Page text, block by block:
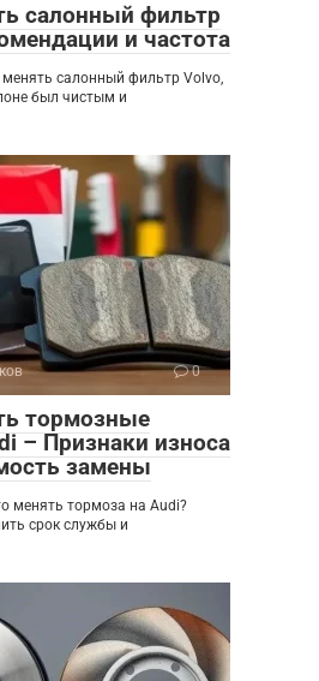
салонный фильтр
и частота
менять салонный фильтр Volvo,
был чистым и
0
тормозные
– Признаки износа
замены
менять тормоза на Audi?
срок службы и